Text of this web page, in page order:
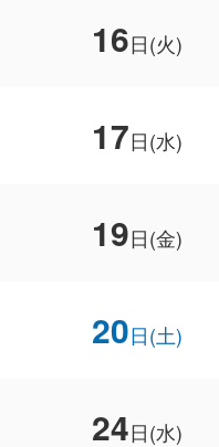
16日(火)
17日(水)
19日(金)
20日(土)
24日(水)